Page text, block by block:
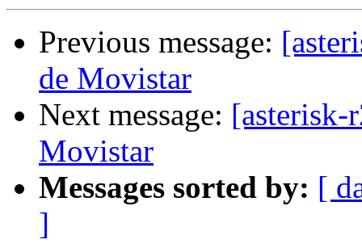
Previous message:
de Movistar
Next message: [asterisk-
Movistar
Messages sorted by: [
]